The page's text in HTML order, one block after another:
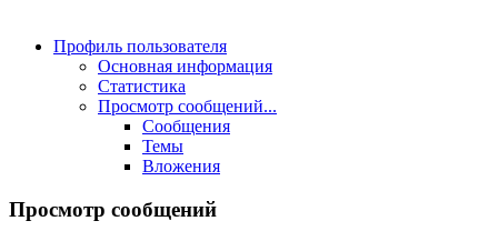
Профиль пользователя
Основная информация
Статистика
Просмотр сообщений...
Сообщения
Темы
Вложения
Просмотр сообщений